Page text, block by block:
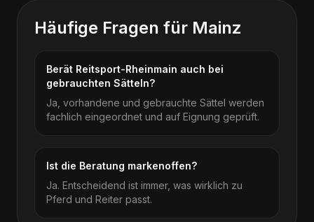
Häufige Fragen für Mainz
Berät Reitsport-Rheinmain auch bei
gebrauchten Sätteln?
Ja, vorhandene und gebrauchte Sättel werden
fachlich eingeordnet und auf Eignung geprüft.
Ist die Beratung markenoffen?
Ja. Entscheidend ist immer, was wirklich zu
Pferd und Reiter passt.